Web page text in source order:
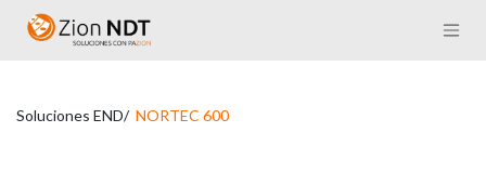
Ir al contenido
Soluciones END/ NORTEC 600